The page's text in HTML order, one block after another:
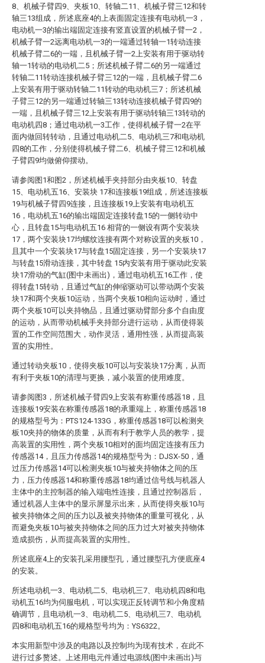
8、机械子臂四9、夹板10、转轴二11、机械子臂三12和转
轴三13组成，所述底座4的上表面固定连接有电动机一3，
电动机一3的输出端固定连接有竖直设置的机械子臂一2，
机械子臂一2远离电动机一3的一端通过转轴一1转动连接
机械子臂二6的一端，且机械子臂一2上安装有用于驱动转
轴一1转动的电动机二5；所述机械子臂二6的另一端通过
转轴二11转动连接机械子臂三12的一端，且机械子臂二6
上安装有用于驱动转轴二11转动的电动机三7；所述机械
子臂三12的另一端通过转轴三13转动连接机械子臂四9的
一端，且机械子臂三12上安装有用于驱动转轴三13转动的
电动机四8；通过电动机一3工作，使得机械子臂一2在平
面内做回转转动，且通过电动机二5、电动机三7和电动机
四8的工作，分别使得机械子臂二6、机械子臂三12和机械
子臂四9均做俯仰摆动。
请参阅图1和图2，所述机械手夹持部分由夹板10、转盘
15、电动机五16、安装块 17和连接板19组成，所述连接板
19与机械子臂四9连接，且连接板19上安装有电动机五
16，电动机五16的输出端固定连接转盘15的一侧转动中
心，且转盘15与电动机五16 相背的一侧设有两个安装块
17，两个安装块17均螺纹连接有两个对称设置的夹板10，
且其中一个安装块17与转盘15固定连接，另一个安装块17
与转盘15滑动连接，其中转盘 15内安装有用于驱动此安装
块17滑动的气缸(图中未画出)，通过电动机五16工作，使
得转盘15转动，且通过气缸的伸缩驱动可以带动两个安装
块17和两个夹板10运动，当两个夹板10相向运动时，通过
两个夹板10可以夹持物品，且通过驱动臂部分多个自由度
的运动，从而带动机械手夹持部分进行运动，从而使得装
置的工作空间范围大，动作灵活，通用性强，从而提高装
置的实用性。
通过转动夹板10，使得夹板10可以与安装块17分离，从而
有利于夹板10的清理与更换，减小装置的使用难度。
请参阅图3，所述机械子臂四9上安装有称重传感器18，且
连接板19安装在称重传感器18的承重端上，称重传感器18
的规格型号为：PTS124-133G，称重传感器18可以检测夹
板10夹持的物体的质量，从而有利于教学人员的教学，提
高装置的实用性，两个夹板10相对的面均固定连接有压力
传感器14，且压力传感器14的规格型号为：DJSX-50，通
过压力传感器14可以检测夹板10与被夹持物体之间的压
力，压力传感器14和称重传感器18均通过信号线与机器人
主体中的主控制器的输入端电性连接，且通过控制器后，
通过机器人主体中的显示屏显示出来，从而使得夹板10与
被夹持物体之间的压力以及被夹持物体的重量可视化，从
而避免夹板10与被夹持物体之间的压力过大对被夹持物体
造成损伤，从而提高装置的实用性。
所述底座4上的安装孔采用腰型孔，通过腰型孔方便底座4
的安装。
所述电动机一3、电动机二5、电动机三7、电动机四8和电
动机五16均为伺服电机，可以实现正反转调节和小角度精
确调节，且电动机一3、电动机二5、电动机三7、电动机
四8和电动机五16的规格型号均为：YS6322。
本实用新型中涉及的电路以及控制均为现有技术，在此不
进行过多赘述。上述用电元件通过电源线(图中未画出)与